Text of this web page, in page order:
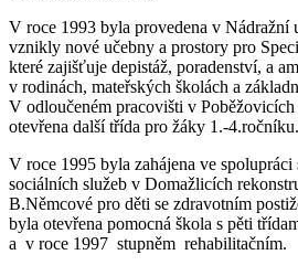
V roce 1993 byla provedena v Nádražní
vznikly nové učebny a prostory pro
které zajišťuje depistáž, poradenství, a
v rodinách, mateřských školách a
V odloučeném pracovišti v
otevřena další třída pro žáky 1.-4.ročníku.
V roce 1995 byla zahájena ve spolupráci
sociálních služeb v Domažlicích
B.Němcové pro děti se zdravotním
byla otevřena pomocná škola s pěti
a v roce 1997 stupněm rehabilitačním.